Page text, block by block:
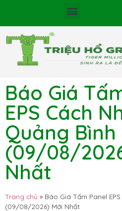
Báo Giá
EPS Cách
Quảng Bình
(09/08/
Nhất
Trang chủ » Báo Giá Tấm Panel
(09/08/2026) Mới Nhất